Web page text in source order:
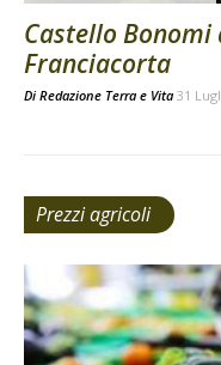
Castello
Franciacorta
Di Redazione Terra e Vita 31
Prezzi agricoli